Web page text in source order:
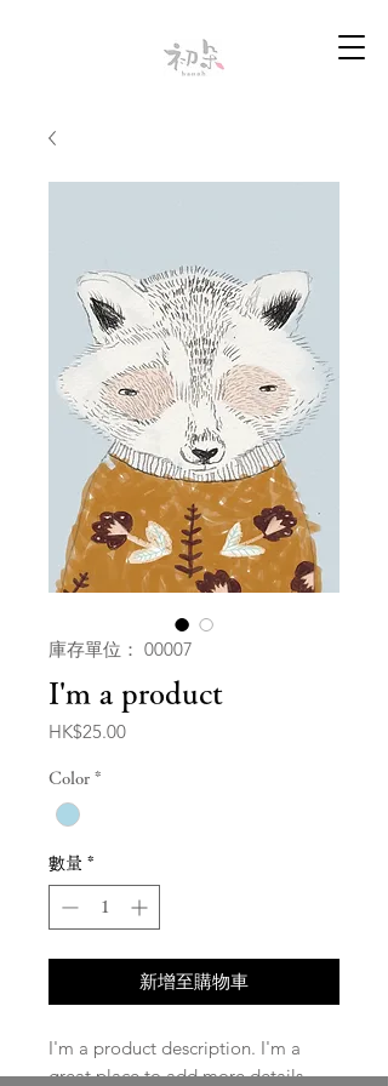
庫存單位： 00007
I'm a product
HK$25.00價
Color *
數量 *
新增至購物車
I'm a product description. I'm a
great place to add more details